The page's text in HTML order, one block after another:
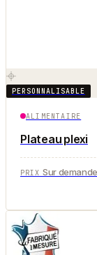
PERSONNALISABLE
ALIMENTAIRE
Plateau plexi
PRIX Sur demande